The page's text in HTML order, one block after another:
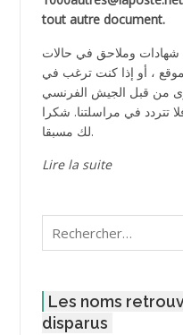
tout autre document.
وملاحق في حالات
، أو إذا كنت ترغب في
من قبل الجيش الفرنسي
العاصمة عام 1957 ، فلا تتردد في مراسلتنا. شكرا
لك مسبقا.
Lire la suite
Rechercher :
Les noms
disparus